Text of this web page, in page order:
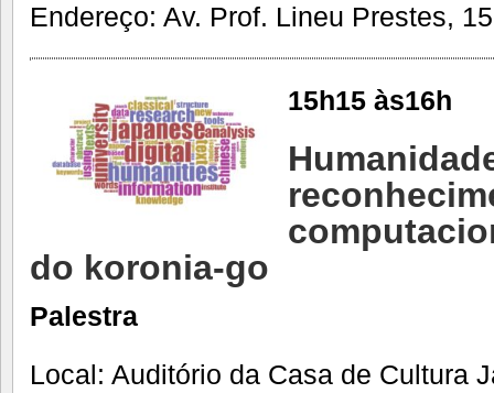
Endereço: Av. Prof. Lineu Prestes,
15h15 às16h
do koronia-go
Palestra
Local: Auditório da Casa de Cultura